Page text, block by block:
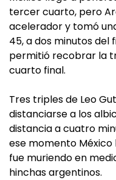
tercer cuarto, pero
acelerador y tomó
45, a dos minutos del
permitió recobrar la
cuarto final.
Tres triples de Leo
distanciarse a los
distancia a cuatro
ese momento México
fue muriendo en
hinchas argentinos.